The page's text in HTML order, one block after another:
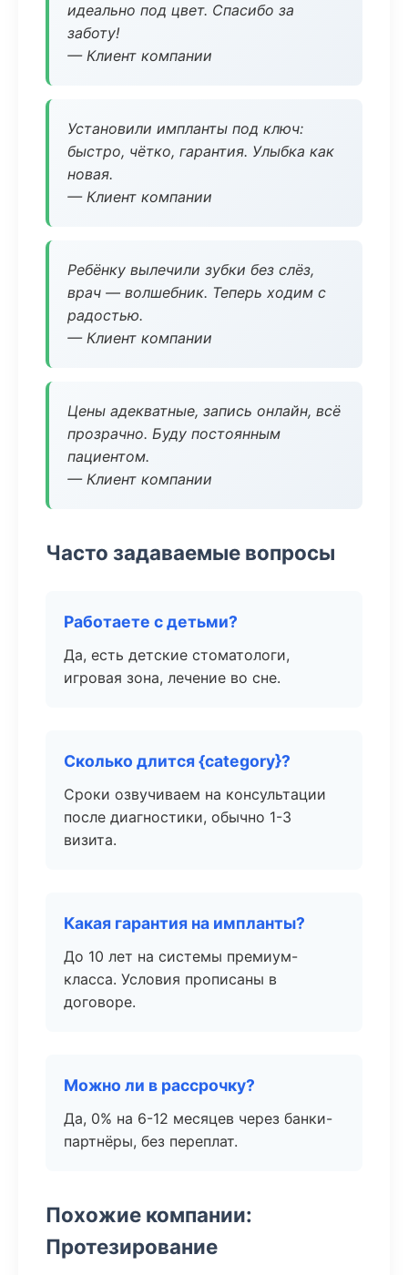
идеально под цвет. Спасибо за
заботу!
— Клиент компании
Установили импланты под ключ:
быстро, чётко, гарантия. Улыбка как
новая.
— Клиент компании
Ребёнку вылечили зубки без слёз,
врач — волшебник. Теперь ходим с
радостью.
— Клиент компании
Цены адекватные, запись онлайн, всё
прозрачно. Буду постоянным
пациентом.
— Клиент компании
Часто задаваемые вопросы
Работаете с детьми?
Да, есть детские стоматологи,
игровая зона, лечение во сне.
Сколько длится {category}?
Сроки озвучиваем на консультации
после диагностики, обычно 1-3
визита.
Какая гарантия на импланты?
До 10 лет на системы премиум-
класса. Условия прописаны в
договоре.
Можно ли в рассрочку?
Да, 0% на 6-12 месяцев через банки-
партнёры, без переплат.
Похожие компании:
Протезирование